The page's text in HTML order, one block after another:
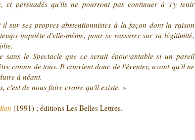
et persuadés qu'ils ne pourront pas continuer à s'y tenir
il sur ses propres abstentionnistes à la façon dont la raison
inquiète d'elle-même, pour se rassurer sur sa légitimité,
sans le Spectacle que ce serait épouvantable si un pareil
connu de tous. Il convient donc de l'éventer, avant qu'il ne
à néant.
c'est de nous faire croire qu'il existe. »
(1991) ; éditions Les Belles Lettres.